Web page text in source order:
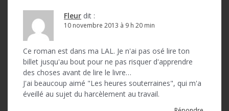
Fleur dit :
10 novembre 2013 à 9 h 20 min
Ce roman est dans ma LAL. Je n'ai pas osé lire ton
billet jusqu'au bout pour ne pas risquer d'apprendre
des choses avant de lire le livre…
J'ai beaucoup aimé "Les heures souterraines", qui m'a
éveillé au sujet du harcèlement au travail.